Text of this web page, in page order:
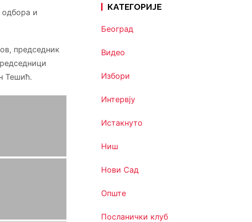
одбора и
председник
Тешић.
КАТЕГОРИЈЕ
Београд
Видео
Избори
Интервју
Истакнуто
Ниш
Нови Сад
Опште
Посланички клуб